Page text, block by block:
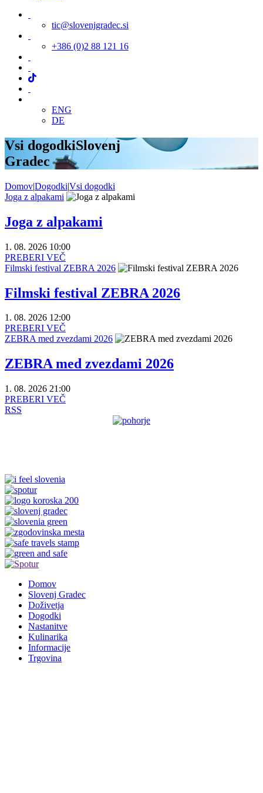
tic@slovenjgradec.si
+386 (0)2 88 121 16
ENG
DE
Vsi dogodkiSlovenj
Gradec
Domov|Dogodki|Vsi dogodki
Joga z alpakami
Joga z alpakami
1. 08. 2026 10:00
PREBERI VEČ
Filmski festival ZEBRA 2026
Filmski festival ZEBRA 2026
1. 08. 2026 12:00
PREBERI VEČ
ZEBRA med zvezdami 2026
ZEBRA med zvezdami 2026
1. 08. 2026 21:00
PREBERI VEČ
RSS
Domov
Slovenj Gradec
Doživetja
Dogodki
Nastanitve
Kulinarika
Informacije
Trgovina